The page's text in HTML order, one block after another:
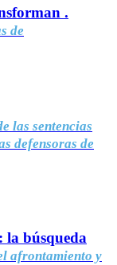
.
de
las sentencias
defensoras de
la búsqueda
afrontamiento y